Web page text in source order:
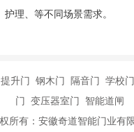
理、等不同场景需求。
升门 钢木门 隔音门 学校
门 变压器室门 智能道闸
所有：安徽奇道智能门业有